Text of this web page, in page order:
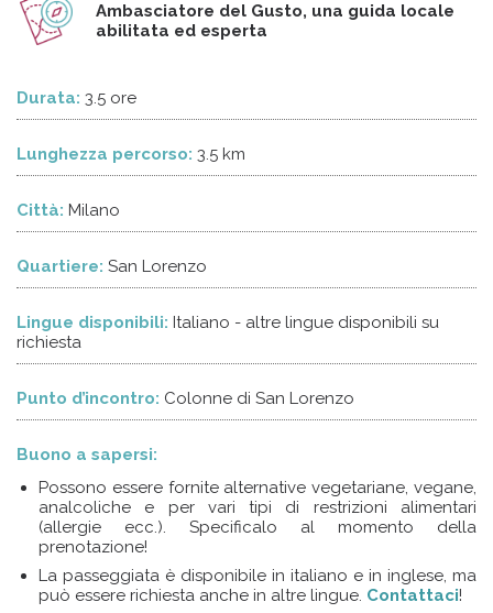
Ambasciatore del Gusto, una guida locale
abilitata ed esperta
Durata: 3.5 ore
Lunghezza percorso: 3.5 km
Città: Milano
Quartiere: San Lorenzo
Lingue disponibili: Italiano - altre lingue disponibili su
richiesta
Punto d’incontro: Colonne di San Lorenzo
Buono a sapersi:
Possono essere fornite alternative vegetariane, vegane,
analcoliche e per vari tipi di restrizioni alimentari
(allergie ecc.). Specificalo al momento della
prenotazione!
La passeggiata è disponibile in italiano e in inglese, ma
può essere richiesta anche in altre lingue. Contattaci!